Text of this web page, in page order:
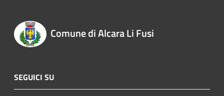
Comune di Alcara Li Fusi
SEGUICI SU